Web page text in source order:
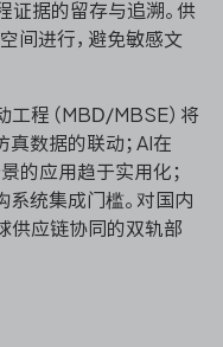
证据的留存与追溯。供
间进行，避免敏感文
工程（MBD/MBSE）将
数据的联动；AI在
的应用趋于实用化；
统集成门槛。对国内
供应链协同的双轨部